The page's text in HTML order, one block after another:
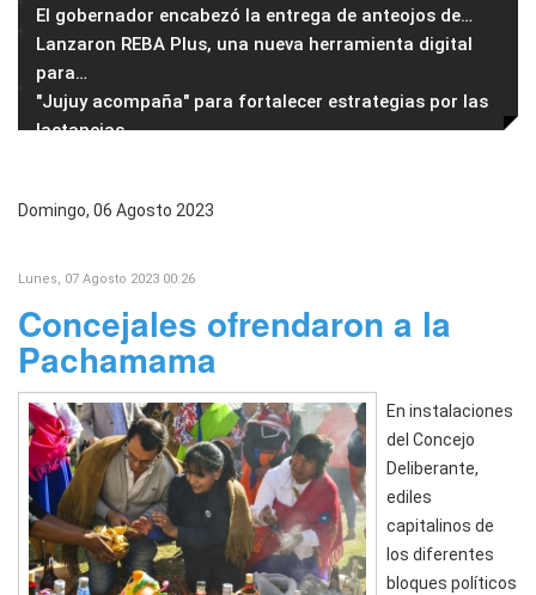
El gobernador encabezó la entrega de anteojos de…
Lanzaron REBA Plus, una nueva herramienta digital
para…
"Jujuy acompaña" para fortalecer estrategias por las
lactancias
Domingo, 06 Agosto 2023
Lunes, 07 Agosto 2023 00:26
Concejales ofrendaron a la
Pachamama
En instalaciones
del Concejo
Deliberante,
ediles
capitalinos de
los diferentes
bloques políticos